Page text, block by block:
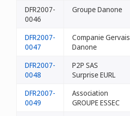
DFR2007-
0046
Groupe Danone
DFR2007-
0047
Companie Gervais
Danone
DFR2007-
0048
P2P SAS
Surprise EURL
DFR2007-
0049
Association
GROUPE ESSEC